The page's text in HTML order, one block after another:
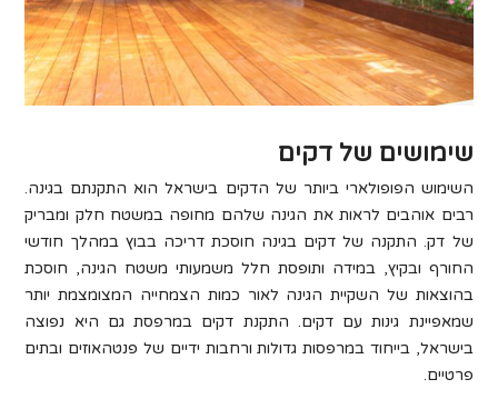
שימושים של דקים
השימוש הפופולארי ביותר של הדקים בישראל הוא התקנתם בגינה.
רבים אוהבים לראות את הגינה שלהם מחופה במשטח חלק ומבריק
של דק. התקנה של דקים בגינה חוסכת דריכה בבוץ במהלך חודשי
החורף ובקיץ, במידה ותופסת חלל משמעותי משטח הגינה, חוסכת
בהוצאות של השקיית הגינה לאור כמות הצמחייה המצומצמת יותר
שמאפיינת גינות עם דקים. התקנת דקים במרפסת גם היא נפוצה
בישראל, בייחוד במרפסות גדולות ורחבות ידיים של פנטהאוזים ובתים
פרטיים.